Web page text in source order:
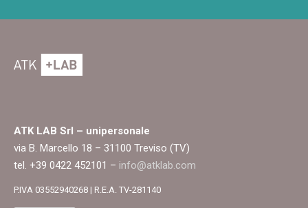
ATK LAB Srl – unipersonale
via B. Marcello 18 – 31100 Treviso (TV)
tel. +39 0422 452101 – info@atklab.com
P.IVA 03552940268 | R.E.A. TV-281140